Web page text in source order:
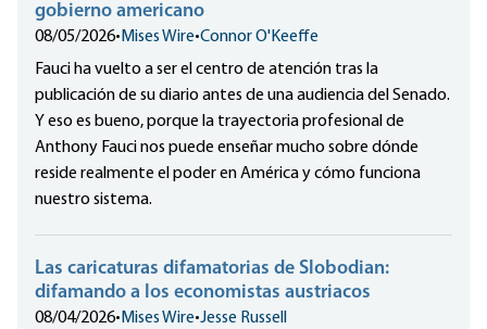
gobierno americano
08/05/2026• Mises Wire•Connor O'Keeffe
Fauci ha vuelto a ser el centro de atención tras la
publicación de su diario antes de una audiencia del Senado.
Y eso es bueno, porque la trayectoria profesional de
Anthony Fauci nos puede enseñar mucho sobre dónde
reside realmente el poder en América y cómo funciona
nuestro sistema.
Las caricaturas difamatorias de Slobodian:
difamando a los economistas austriacos
08/04/2026• Mises Wire•Jesse Russell